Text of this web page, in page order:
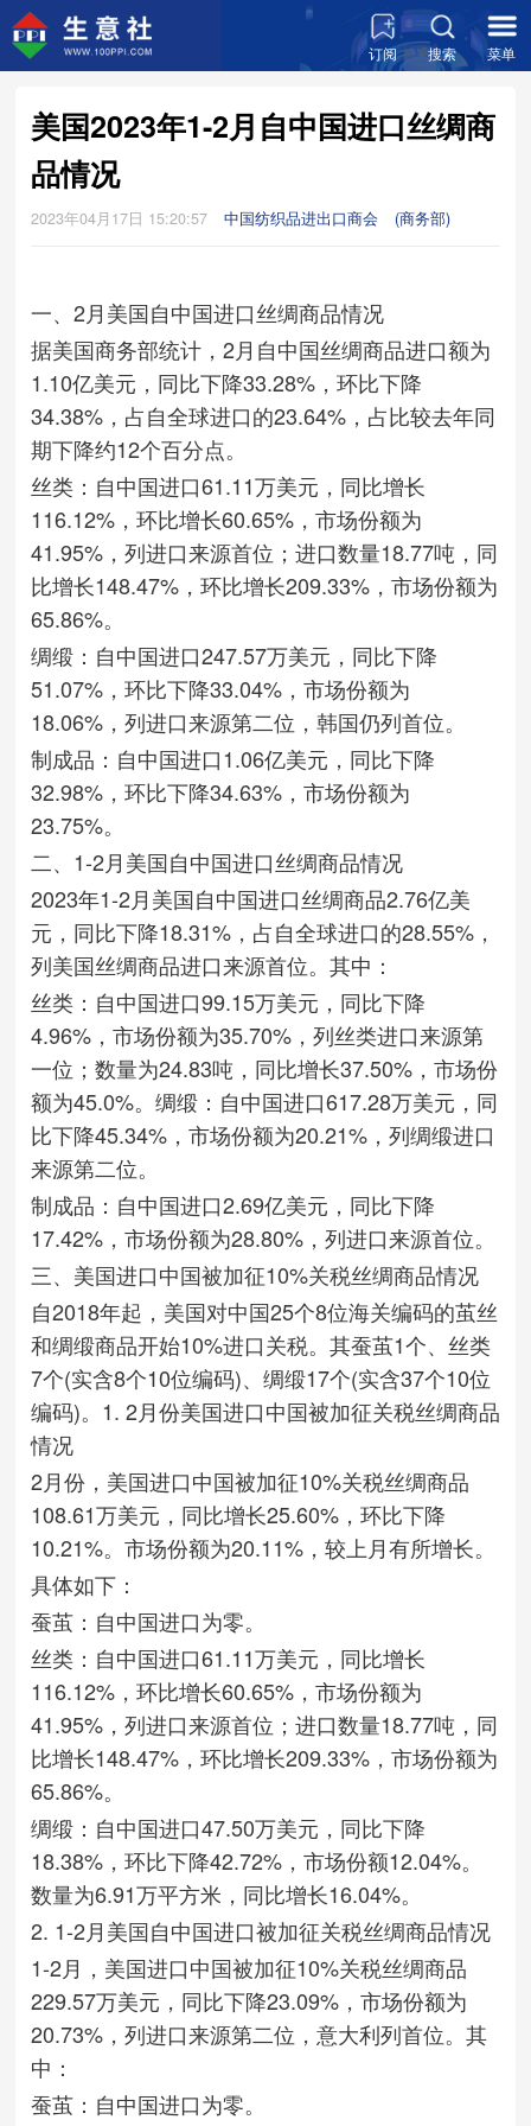
订阅 搜索 菜单
美国2023年1-2月自中国进口丝绸商
品情况
2023年04月17日 15:20:57 中国纺织品进出口商会 (商务部)
一、2月美国自中国进口丝绸商品情况
据美国商务部统计，2月自中国丝绸商品进口额为
1.10亿美元，同比下降33.28%，环比下降
34.38%，占自全球进口的23.64%，占比较去年同
期下降约12个百分点。
丝类：自中国进口61.11万美元，同比增长
116.12%，环比增长60.65%，市场份额为
41.95%，列进口来源首位；进口数量18.77吨，同
比增长148.47%，环比增长209.33%，市场份额为
65.86%。
绸缎：自中国进口247.57万美元，同比下降
51.07%，环比下降33.04%，市场份额为
18.06%，列进口来源第二位，韩国仍列首位。
制成品：自中国进口1.06亿美元，同比下降
32.98%，环比下降34.63%，市场份额为
23.75%。
二、1-2月美国自中国进口丝绸商品情况
2023年1-2月美国自中国进口丝绸商品2.76亿美
元，同比下降18.31%，占自全球进口的28.55%，
列美国丝绸商品进口来源首位。其中：
丝类：自中国进口99.15万美元，同比下降
4.96%，市场份额为35.70%，列丝类进口来源第
一位；数量为24.83吨，同比增长37.50%，市场份
额为45.0%。绸缎：自中国进口617.28万美元，同
比下降45.34%，市场份额为20.21%，列绸缎进口
来源第二位。
制成品：自中国进口2.69亿美元，同比下降
17.42%，市场份额为28.80%，列进口来源首位。
三、美国进口中国被加征10%关税丝绸商品情况
自2018年起，美国对中国25个8位海关编码的茧丝
和绸缎商品开始10%进口关税。其蚕茧1个、丝类
7个(实含8个10位编码)、绸缎17个(实含37个10位
编码)。1. 2月份美国进口中国被加征关税丝绸商品
情况
2月份，美国进口中国被加征10%关税丝绸商品
108.61万美元，同比增长25.60%，环比下降
10.21%。市场份额为20.11%，较上月有所增长。
具体如下：
蚕茧：自中国进口为零。
丝类：自中国进口61.11万美元，同比增长
116.12%，环比增长60.65%，市场份额为
41.95%，列进口来源首位；进口数量18.77吨，同
比增长148.47%，环比增长209.33%，市场份额为
65.86%。
绸缎：自中国进口47.50万美元，同比下降
18.38%，环比下降42.72%，市场份额12.04%。
数量为6.91万平方米，同比增长16.04%。
2. 1-2月美国自中国进口被加征关税丝绸商品情况
1-2月，美国进口中国被加征10%关税丝绸商品
229.57万美元，同比下降23.09%，市场份额为
20.73%，列进口来源第二位，意大利列首位。其
中：
蚕茧：自中国进口为零。